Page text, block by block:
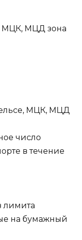
МЦК, МЦД зона
МЦК, МЦД
число
в течение
лимита
на бумажный